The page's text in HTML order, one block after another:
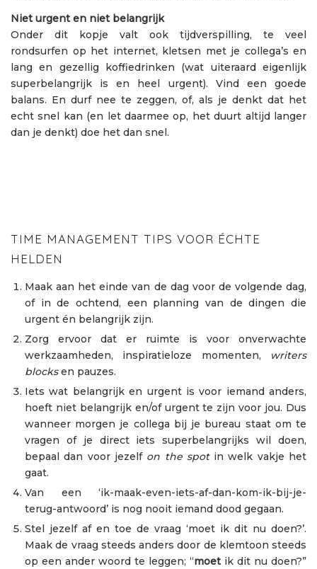
Niet urgent en niet belangrijk
Onder dit kopje valt ook tijdverspilling, te veel
rondsurfen op het internet, kletsen met je collega’s en
lang en gezellig koffiedrinken (wat uiteraard eigenlijk
superbelangrijk is en heel urgent). Vind een goede
balans. En durf nee te zeggen, of, als je denkt dat het
echt snel kan (en let daarmee op, het duurt altijd langer
dan je denkt) doe het dan snel.
TIME MANAGEMENT TIPS VOOR ÉCHTE
HELDEN
Maak aan het einde van de dag voor de volgende dag,
of in de ochtend, een planning van de dingen die
urgent én belangrijk zijn.
Zorg ervoor dat er ruimte is voor onverwachte
werkzaamheden, inspiratieloze momenten,
writers
blocksen pauzes.
Iets wat belangrijk en urgent is voor iemand anders,
hoeft niet belangrijk en/of urgent te zijn voor jou. Dus
wanneer morgen je collega bij je bureau staat om te
vragen of je direct iets superbelangrijks wil doen,
bepaal dan voor jezelf on the spotin welk vakje het
gaat.
Van een ‘ik-maak-even-iets-af-dan-kom-ik-bij-je-
terug-antwoord’ is nog nooit iemand dood gegaan.
Stel jezelf af en toe de vraag ‘moet ik dit nu doen?’.
Maak de vraag steeds anders door de klemtoon steeds
op een ander woord te leggen; “moet ik dit nu doen?”